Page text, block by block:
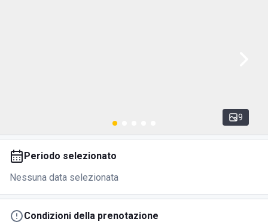
9
Periodo selezionato
Nessuna data selezionata
Condizioni della prenotazione